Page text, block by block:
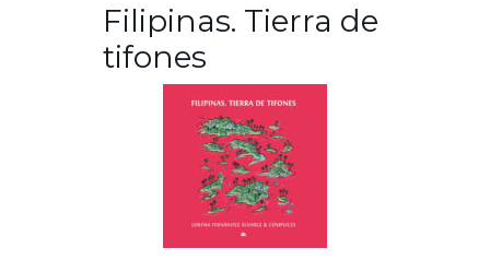
Filipinas. Tierra de
tifones